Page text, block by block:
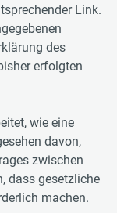
Link.
des
erfolgten
wie eine
davon,
zwischen
dass gesetzliche
machen.